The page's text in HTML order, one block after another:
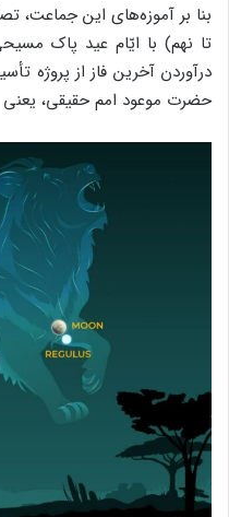
تا نهم) با ایّام عید پاک
درآوردن آخرین فاز از پروژه
حضرت موعود امم حقیقی،